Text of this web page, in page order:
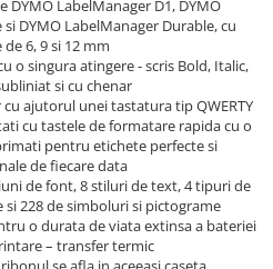
in
si
DYMO LabelManager D1, DYMO
DYMO LabelManager Durable, cu
de 6, 9 si 12 mm
o singura atingere - scris Bold, Italic,
si cu chenar
ajutorul unei tastatura tip QWERTY
cu tastele de formatare rapida cu o
pentru etichete perfecte si
de fiecare data
de font, 8 stiluri de text, 4 tipuri de
228 de simboluri si pictograme
o durata de viata extinsa a bateriei
– transfer termic